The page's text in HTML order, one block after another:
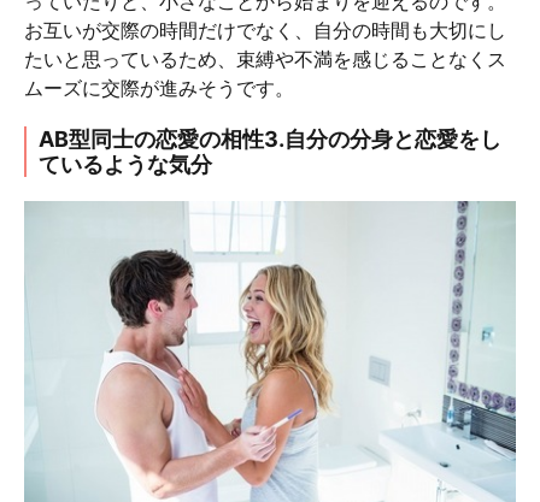
お互いが交際の時間だけでなく、自分の時間も大切にし
たいと思っているため、束縛や不満を感じることなくス
ムーズに交際が進みそうです。
AB型同士の恋愛の相性3.自分の分身と恋愛をし
ているような気分